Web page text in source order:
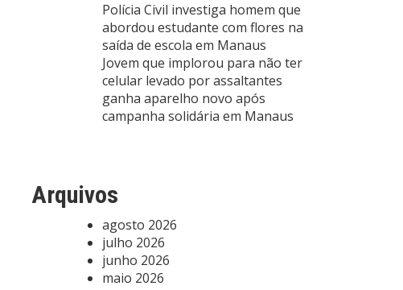
Polícia Civil investiga homem que
abordou estudante com flores na
saída de escola em Manaus
Jovem que implorou para não ter
celular levado por assaltantes
ganha aparelho novo após
campanha solidária em Manaus
Arquivos
agosto 2026
julho 2026
junho 2026
maio 2026